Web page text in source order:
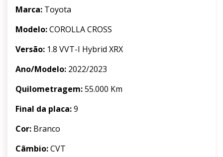
Marca: Toyota
Modelo:COROLLA CROSS
Versão: 1.8 VVT-I Hybrid XRX
Ano/Modelo: 2022/2023
Quilometragem:55.000 Km
Final da placa:9
Cor: Branco
Câmbio:CVT